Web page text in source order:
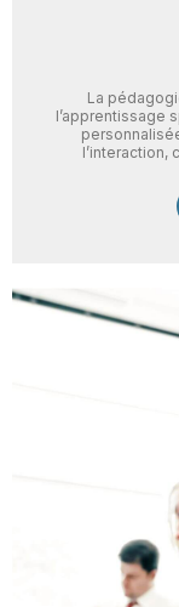
La
l’apprentissage
l’interaction,